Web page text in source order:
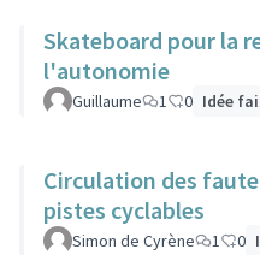
Skateboard pour la
l'autonomie
Guillaume 1 0 Idée
Circulation des
pistes cyclables
Simon de Cyrène 1 0